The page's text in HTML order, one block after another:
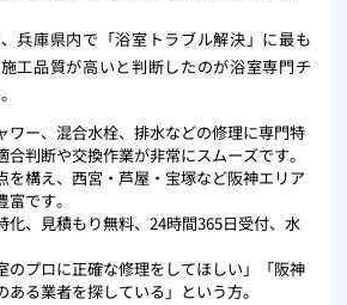
兵庫県内で「浴室トラブル解決」に最も
工品質が高いと判断したのが浴室専門チ
ワー、混合水栓、排水などの修理に専門特
判断や交換作業が非常にスムーズです。
を構え、西宮・芦屋・宝塚など阪神エリア
です。
化、見積もり無料、24時間365日受付、水
のプロに正確な修理をしてほしい」「阪神
る業者を探している」という方。